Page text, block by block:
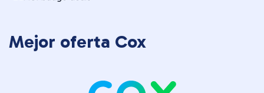
Mejor oferta Cox